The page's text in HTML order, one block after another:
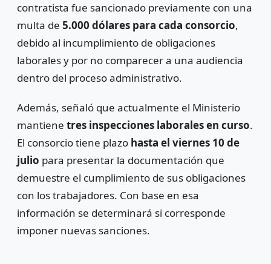
contratista fue sancionado previamente con una
multa de 5.000 dólares para cada consorcio,
debido al incumplimiento de obligaciones
laborales y por no comparecer a una audiencia
dentro del proceso administrativo.
Además, señaló que actualmente el Ministerio
mantiene tres inspecciones laborales en curso.
El consorcio tiene plazo hasta el viernes 10 de
julio para presentar la documentación que
demuestre el cumplimiento de sus obligaciones
con los trabajadores. Con base en esa
información se determinará si corresponde
imponer nuevas sanciones.